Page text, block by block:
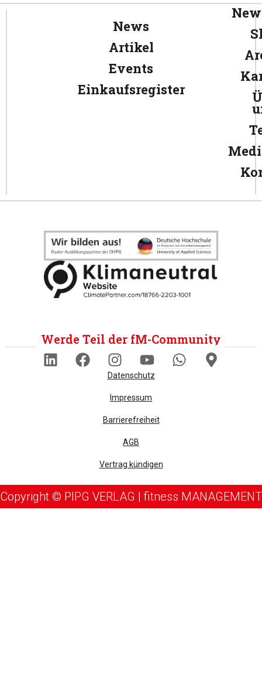
News
Artikel
Events
Einkaufsregister
Werde Teil der fM-Community
Datenschutz
Impressum
Barrierefreiheit
AGB
Vertrag kündigen
Copyright © PIPG VERLAG | fitness MANAGEMENT